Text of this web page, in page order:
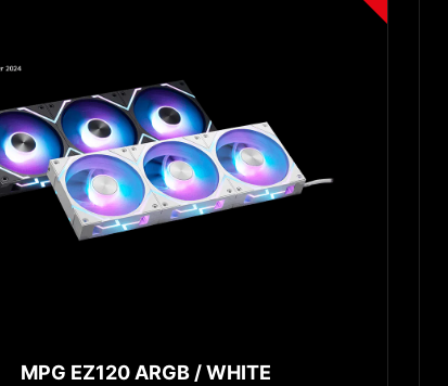
MPG EZ120 ARGB / WHITE